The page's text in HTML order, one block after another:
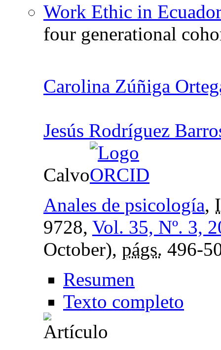
Work Ethic in
four generational
Carolina Zúñiga
Jesús Rodríguez
Calvo
Anales de psicología,
9728, Vol. 35, Nº. 3,
October), págs. 496-
Resumen
Texto completo